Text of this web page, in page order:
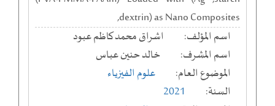
,dextrin) as Nano Composites
اسم المؤلف:
اشراق محمد كاظم عبود
اسم المشرف:
خالد حنين عباس
الموضوع العام:
علوم الفيزياء
السنة:
2021